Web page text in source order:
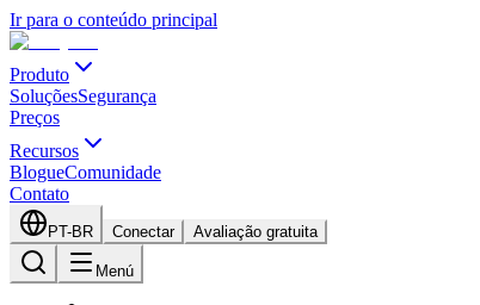
Ir para o conteúdo principal
Produto
SoluçõesSegurança
Preços
Recursos
BlogueComunidade
Contato
PT-BR Conectar Avaliação gratuita
Menú